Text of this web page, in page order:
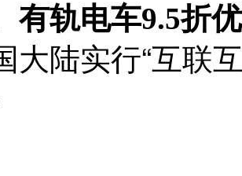
有轨电车9.5折
大陆实行“互联